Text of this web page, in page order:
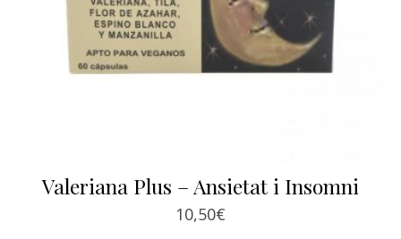
Valeriana Plus – Ansietat i Insomni
10,50€